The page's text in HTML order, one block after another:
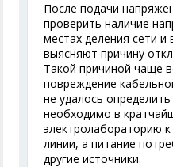
После подачи
проверить наличие
местах деления сети
выясняют причину
Такой причиной чаще
повреждение
не удалось
необходимо в
электролабораторию
линии, а питание
другие источники.